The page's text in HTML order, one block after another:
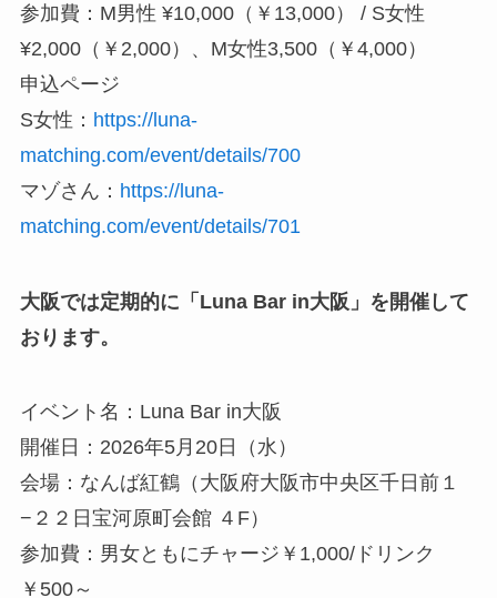
参加費：M男性 ¥10,000（￥13,000） / S女性
¥2,000（￥2,000）、M女性3,500（￥4,000）
申込ページ
S女性： https://luna-
matching.com/event/details/700
マゾさん： https://luna-
matching.com/event/details/701
大阪では定期的に「Luna Bar in大阪」を開催して
おります。
イベント名：Luna Bar in大阪
開催日：2026年5月20日（水）
会場：なんば紅鶴（大阪府大阪市中央区千日前１
−２２日宝河原町会館 ４F）
参加費：男女ともにチャージ￥1,000/ドリンク
￥500～